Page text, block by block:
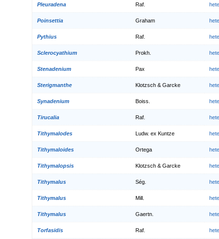
Pleuradena Raf.
Poinsettia Graham
Pythius Raf.
Sclerocyathium Prokh.
Stenadenium Pax
Sterigmanthe Klotzsch & Garcke
Synadenium Boiss.
Tirucalia Raf.
Tithymalodes Ludw. ex Kuntze
Tithymaloides Ortega
Tithymalopsis Klotzsch & Garcke
Tithymalus Ség.
Tithymalus Mill.
Tithymalus Gaertn.
Torfasidis Raf.